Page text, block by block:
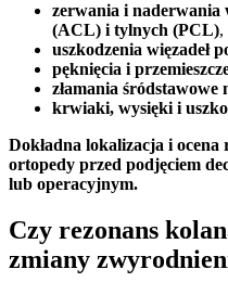
zerwania i naderwania
(ACL) i tylnych (PCL),
uszkodzenia więzadeł
pęknięcia i
złamania
krwiaki, wysięki i
Dokładna lokalizacja i ocena
ortopedy przed podjęciem
lub operacyjnym.
Czy rezonans
zmiany